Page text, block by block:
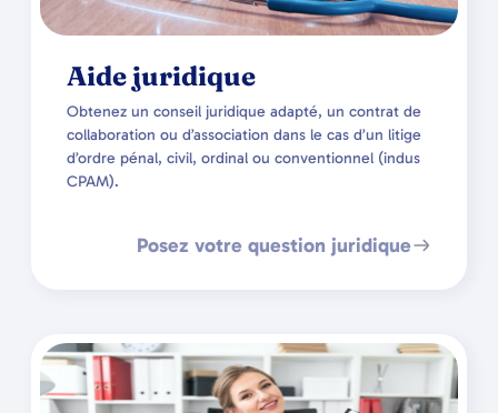
Aide juridique
Obtenez un conseil juridique adapté, un contrat de
collaboration ou d’association dans le cas d’un litige
d’ordre pénal, civil, ordinal ou conventionnel (indus
CPAM).
Posez votre question juridique